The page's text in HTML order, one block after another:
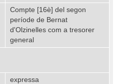
Compte [16è] del segon
període de Bernat
d'Olzinelles com a tresorer
general
expressa